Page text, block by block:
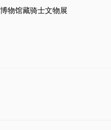
物馆藏骑士文物展